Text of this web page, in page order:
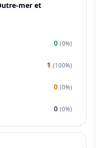
mer et
0 (0%)
1 (100%)
0 (0%)
0 (0%)